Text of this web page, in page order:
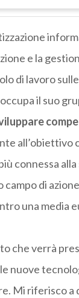
e la
di lavoro
il suo
all’obiettivo
connessa
di
una media
che verrà
nuove
Mi riferisco a